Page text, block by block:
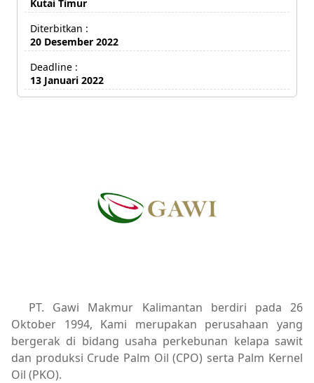
Kutai Timur
Diterbitkan :
20 Desember 2022
Deadline :
13 Januari 2022
PT. Gawi Makmur Kalimantan berdiri pada 26
Oktober 1994, Kami merupakan perusahaan yang
bergerak di bidang usaha perkebunan kelapa sawit
dan produksi Crude Palm Oil (CPO) serta Palm Kernel
Oil (PKO).